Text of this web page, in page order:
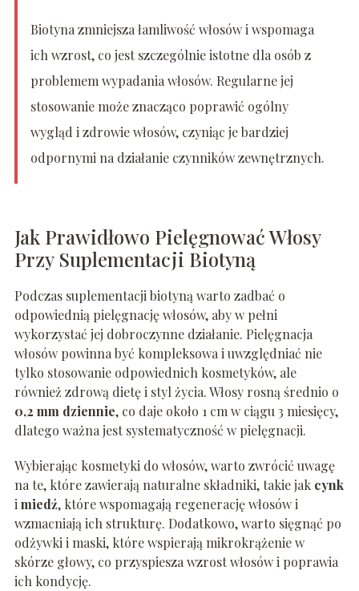
Biotyna zmniejsza łamliwość włosów i wspomaga
ich wzrost, co jest szczególnie istotne dla osób z
problemem wypadania włosów. Regularne jej
stosowanie może znacząco poprawić ogólny
wygląd i zdrowie włosów, czyniąc je bardziej
odpornymi na działanie czynników zewnętrznych.
Jak Prawidłowo Pielęgnować Włosy
Przy Suplementacji Biotyną
Podczas suplementacji biotyną warto zadbać o
odpowiednią pielęgnację włosów, aby w pełni
wykorzystać jej dobroczynne działanie. Pielęgnacja
włosów powinna być kompleksowa i uwzględniać nie
tylko stosowanie odpowiednich kosmetyków, ale
również zdrową dietę i styl życia. Włosy rosną średnio o
0,2 mm dziennie, co daje około 1 cm w ciągu 3 miesięcy,
dlatego ważna jest systematyczność w pielęgnacji.
Wybierając kosmetyki do włosów, warto zwrócić uwagę
na te, które zawierają naturalne składniki, takie jak cynk
imiedź, które wspomagają regenerację włosów i
wzmacniają ich strukturę. Dodatkowo, warto sięgnąć po
odżywki i maski, które wspierają mikrokrążenie w
skórze głowy, co przyspiesza wzrost włosów i poprawia
ich kondycję.